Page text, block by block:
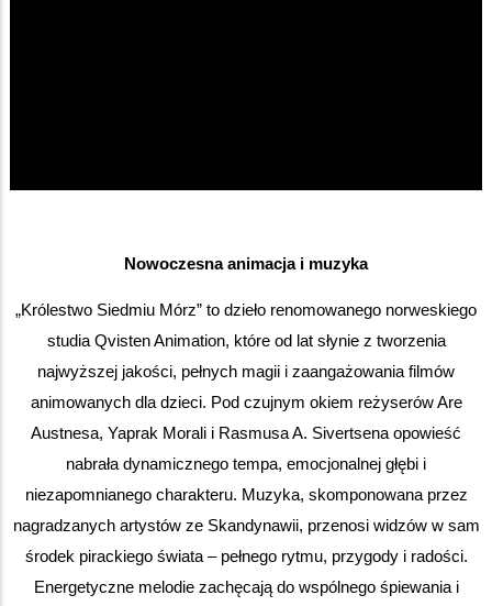
Nowoczesna animacja i muzyka
„Królestwo Siedmiu Mórz” to dzieło renomowanego norweskiego
studia Qvisten Animation, które od lat słynie z tworzenia
najwyższej jakości, pełnych magii i zaangażowania filmów
animowanych dla dzieci. Pod czujnym okiem reżyserów Are
Austnesa, Yaprak Morali i Rasmusa A. Sivertsena opowieść
nabrała dynamicznego tempa, emocjonalnej głębi i
niezapomnianego charakteru. Muzyka, skomponowana przez
nagradzanych artystów ze Skandynawii, przenosi widzów w sam
środek pirackiego świata – pełnego rytmu, przygody i radości.
Energetyczne melodie zachęcają do wspólnego śpiewania i